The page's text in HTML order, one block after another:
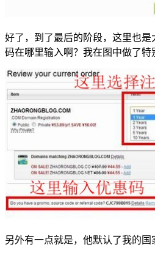
好了，到了最后的阶段，这里也
码在哪里输入啊？我在图中做了特
另外有一点就是，他默认了我的国